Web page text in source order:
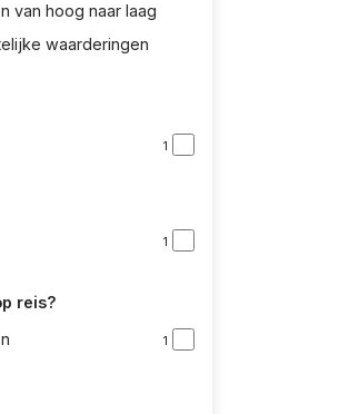
van hoog naar laag
waarderingen
1
1
reis?
1